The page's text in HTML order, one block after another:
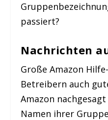
passiert?
Nachrichten
Große Amazon
Betreibern auch
Amazon
Namen ihrer